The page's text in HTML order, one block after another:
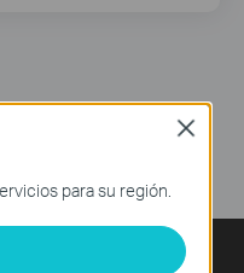
para su región.
Close